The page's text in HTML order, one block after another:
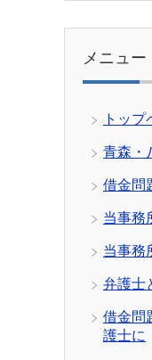
メニュー
トップ
青森・
借金問
当事務
当事務
弁護士
借金問
護士に